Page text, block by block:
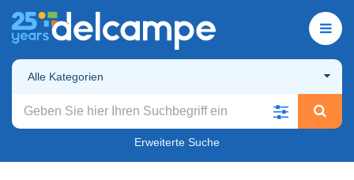
Alle Kategorien
Erweiterte Suche